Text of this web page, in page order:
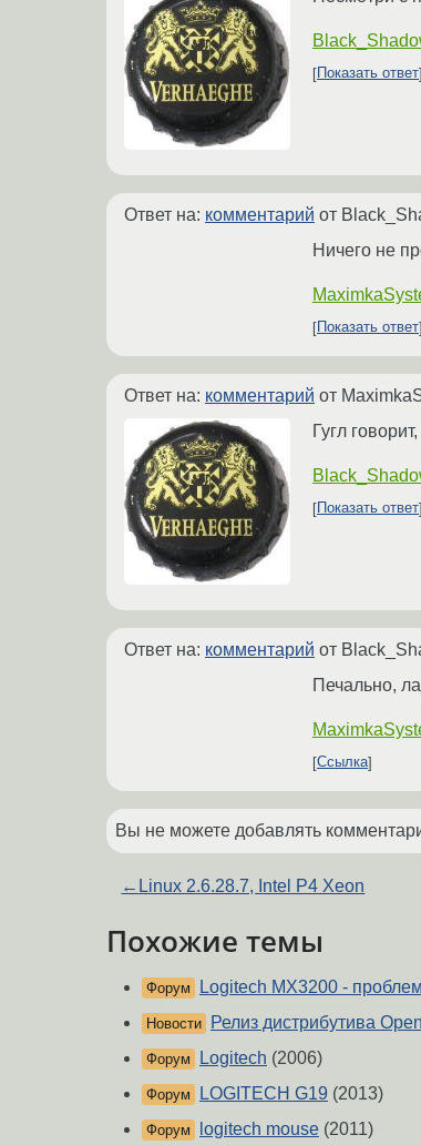
Показать ответ
Ответ на: комментарий от
Ничего не
Показать ответ
Ответ на: комментарий от
Гугл
Показать ответ
Ответ на: комментарий от
Печально,
Ссылка
Вы не можете добавлять
← Linux 2.6.28.7, Intel P4 Xeon
Похожие темы
Форум Logitech MX3200 -
Новости Релиз дистрибутива
Форум Logitech (2006)
Форум LOGITECH G19 (2013)
Форум logitech mouse (2011)